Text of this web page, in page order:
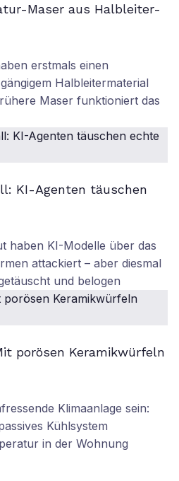
Maser aus Halbleiter-
erstmals einen
Halbleitermaterial
Maser funktioniert das
KI-Agenten täuschen
haben KI-Modelle über das
attackiert – aber diesmal
und belogen
porösen Keramikwürfeln
Klimaanlage sein:
Kühlsystem
in der Wohnung